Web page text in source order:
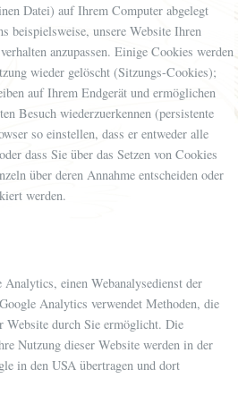
Datei) auf Ihrem Computer abgelegt
beispielsweise, unsere Website Ihren
anzupassen. Einige Cookies werden
wieder gelöscht (Sitzungs-Cookies);
auf Ihrem Endgerät und ermöglichen
Besuch wiederzuerkennen (persistente
so einstellen, dass er entweder alle
dass Sie über das Setzen von Cookies
über deren Annahme entscheiden oder
werden.
einen Webanalysedienst der
Analytics verwendet Methoden, die
Website durch Sie ermöglicht. Die
Nutzung dieser Website werden in der
in den USA übertragen und dort